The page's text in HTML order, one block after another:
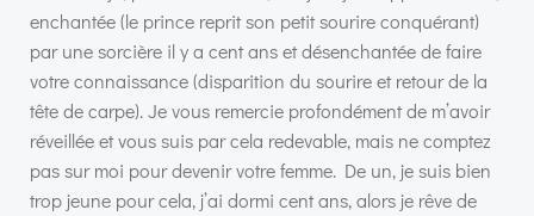
enchantée (le prince reprit son petit sourire conquérant)
par une sorcière il y a cent ans et désenchantée de faire
votre connaissance (disparition du sourire et retour de la
tête de carpe). Je vous remercie profondément de m’avoir
réveillée et vous suis par cela redevable, mais ne comptez
pas sur moi pour devenir votre femme. De un, je suis bien
trop jeune pour cela, j’ai dormi cent ans, alors je rêve de